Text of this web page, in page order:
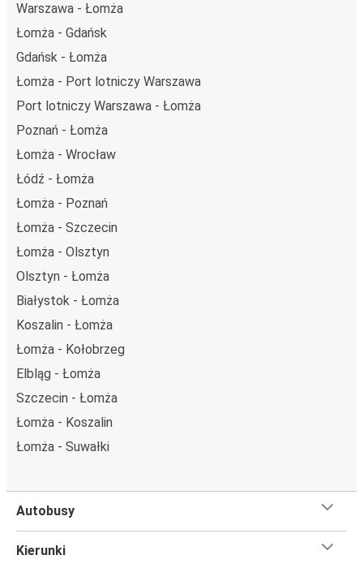
Warszawa - Łomża
Łomża - Gdańsk
Gdańsk - Łomża
Łomża - Port lotniczy Warszawa
Port lotniczy Warszawa - Łomża
Poznań - Łomża
Łomża - Wrocław
Łódź - Łomża
Łomża - Poznań
Łomża - Szczecin
Łomża - Olsztyn
Olsztyn - Łomża
Białystok - Łomża
Koszalin - Łomża
Łomża - Kołobrzeg
Elbląg - Łomża
Szczecin - Łomża
Łomża - Koszalin
Łomża - Suwałki
Autobusy
Kierunki